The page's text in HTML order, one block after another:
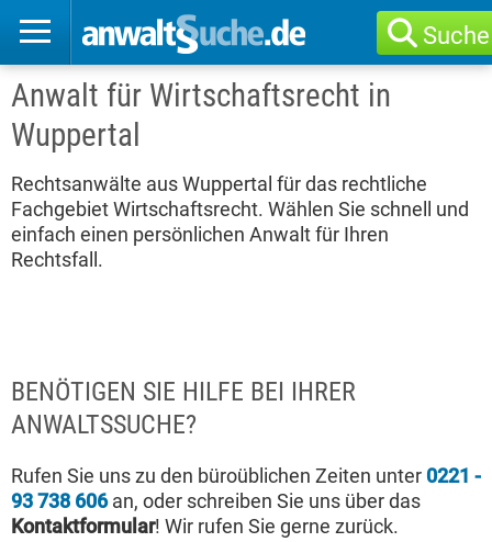
Suche
Anwalt für Wirtschaftsrecht in
Wuppertal
Rechtsanwälte aus Wuppertal für das rechtliche
Fachgebiet Wirtschaftsrecht. Wählen Sie schnell und
einfach einen persönlichen Anwalt für Ihren
Rechtsfall.
BENÖTIGEN SIE HILFE BEI IHRER
ANWALTSSUCHE?
Rufen Sie uns zu den büroüblichen Zeiten unter 0221 -
93 738 606an, oder schreiben Sie uns über das
Kontaktformular! Wir rufen Sie gerne zurück.